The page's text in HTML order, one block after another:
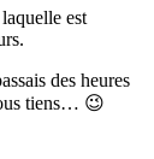
est
des heures
tiens… 😉